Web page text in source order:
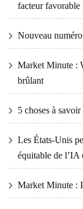
facteur favorable
Nouveau
Market Minute :
brûlant
5 choses à
Les États-Unis
équitable de l’IA
Market Minute :